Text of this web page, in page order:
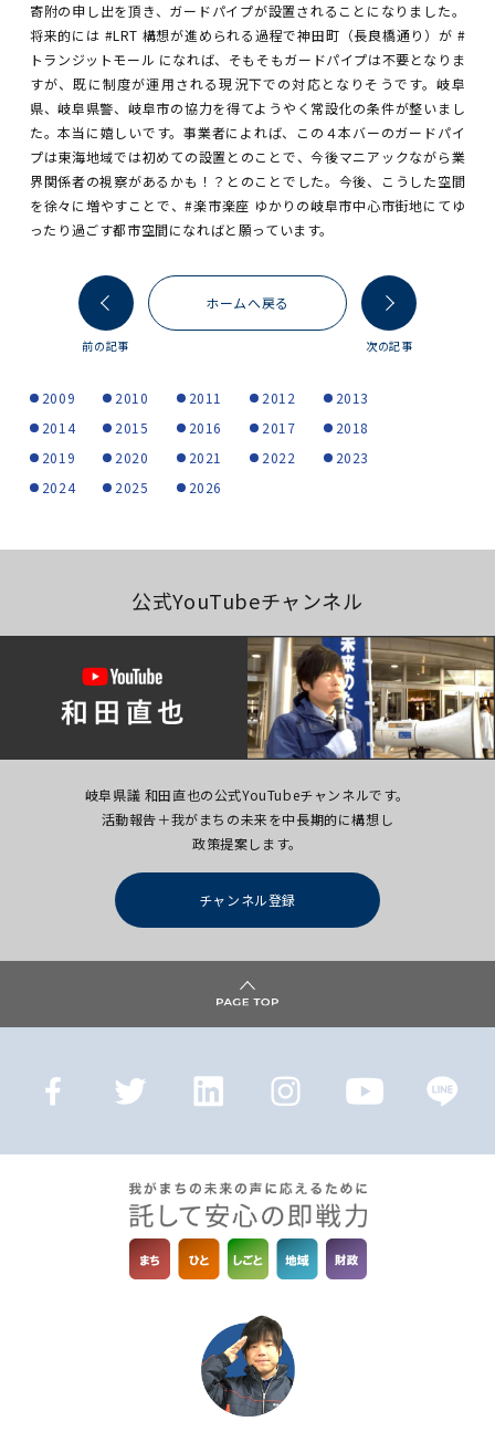
寄附の申し出を頂き、ガードパイプが設置されることになりました。
将来的には #LRT 構想が進められる過程で神田町（長良橋通り）が #
トランジットモール になれば、そもそもガードパイプは不要となりま
すが、既に制度が運用される現況下での対応となりそうです。岐阜
県、岐阜県警、岐阜市の協力を得てようやく常設化の条件が整いまし
た。本当に嬉しいです。事業者によれば、この４本バーのガードパイ
プは東海地域では初めての設置とのことで、今後マニアックながら業
界関係者の視察があるかも！？とのことでした。今後、こうした空間
を徐々に増やすことで、#楽市楽座 ゆかりの岐阜市中心市街地にてゆ
ったり過ごす都市空間になればと願っています。
前の記事
ホームへ戻る
次の記事
2009 2010 2011 2012
2013
2014
2015 2016 2017
2018
2019
2020 2021 2022
2023
2024
2025 2026
公式YouTubeチャンネル
岐阜県議 和田直也の公式YouTubeチャンネルです。
活動報告＋我がまちの未来を中長期的に構想し
政策提案します。
チャンネル登録